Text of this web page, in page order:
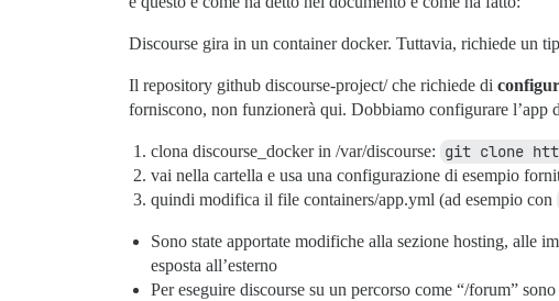
Discourse gira in un container docker. Tuttavia, richiede un
Il repository github discourse-project/ che richiede di
forniscono, non funzionerà qui. Dobbiamo configurare l’app
clona discourse_docker in /var/discourse: git clone
vai nella cartella e usa una configurazione di esempio
quindi modifica il file containers/app.yml (ad esempio con
Sono state apportate modifiche alla sezione hosting, alle
esposta all’esterno
Per eseguire discourse su un percorso come “/forum”